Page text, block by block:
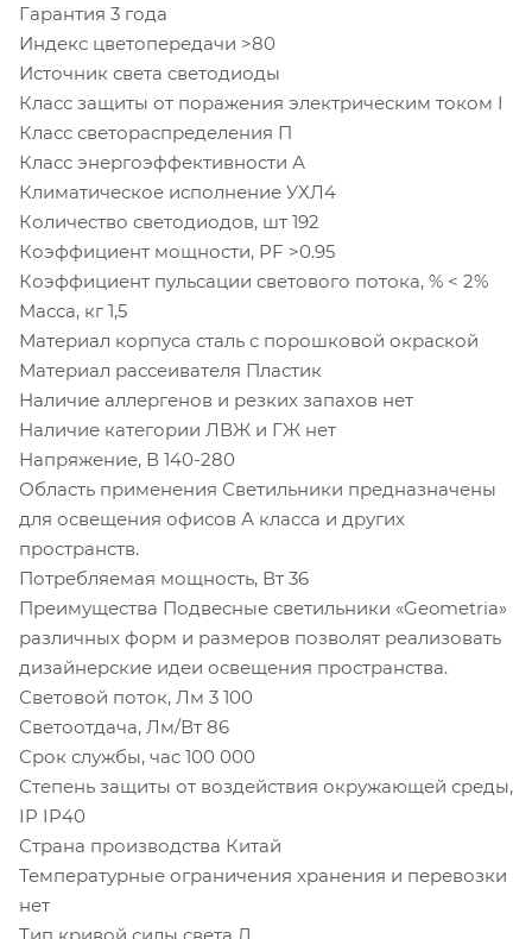
Гарантия 3 года
Индекс цветопередачи >80
Источник света светодиоды
Класс защиты от поражения электрическим током I
Класс светораспределения П
Класс энергоэффективности А
Климатическое исполнение УХЛ4
Количество светодиодов, шт 192
Коэффициент мощности, PF >0.95
Коэффициент пульсации светового потока, % < 2%
Масса, кг 1,5
Материал корпуса сталь с порошковой окраской
Материал рассеивателя Пластик
Наличие аллергенов и резких запахов нет
Наличие категории ЛВЖ и ГЖ нет
Напряжение, В 140-280
Область применения Светильники предназначены
для освещения офисов А класса и других
пространств.
Потребляемая мощность, Вт 36
Преимущества Подвесные светильники «Geometria»
различных форм и размеров позволят реализовать
дизайнерские идеи освещения пространства.
Световой поток, Лм 3 100
Светоотдача, Лм/Вт 86
Срок службы, час 100 000
Степень защиты от воздействия окружающей среды,
IP IP40
Страна производства Китай
Температурные ограничения хранения и перевозки
нет
Тип кривой силы света Д